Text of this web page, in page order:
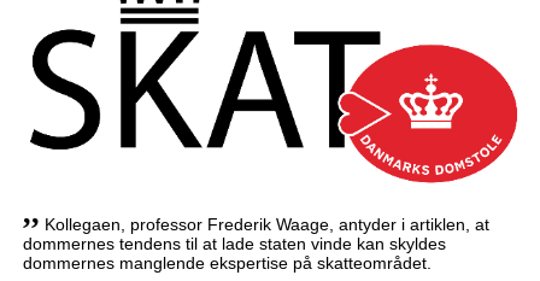
,, Kollegaen, professor Frederik Waage, antyder i artiklen, at
dommernes tendens til at lade staten vinde kan skyldes
dommernes manglende ekspertise på skatteområdet.